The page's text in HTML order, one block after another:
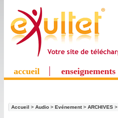
accueil enseignements
Accueil > Audio > Evénement> ARCHIVES >